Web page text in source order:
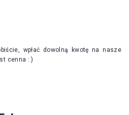
wpłać dowolną kwotę na nasze
cenna : )